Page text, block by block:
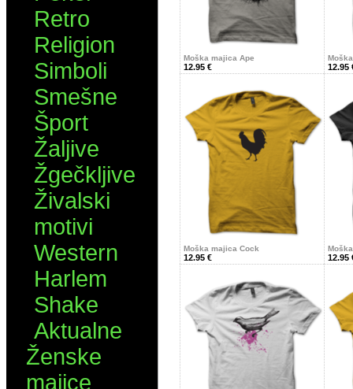
Retro
Religion
Simboli
Smešne
Šport
Žaljive
Žgečkljive
Živalski
motivi
Western
Harlem
Shake
Aktualne
Ženske
majice
Moška majica Ape
12.95 € 12.95
Moška majica Cock
12.95 € 12.95